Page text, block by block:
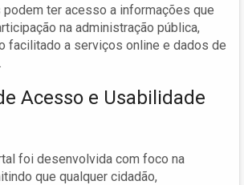
ter acesso a informações que
na administração pública,
facilitado a serviços online e dados de
Acesso e Usabilidade
foi desenvolvida com foco na
que qualquer cidadão,